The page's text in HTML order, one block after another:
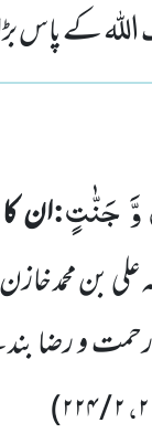
کے پاس
وَّ جَنّٰتٍ:ان
علی بن محمد خازن
رحمت و رضا
،۲/۲۲۴)